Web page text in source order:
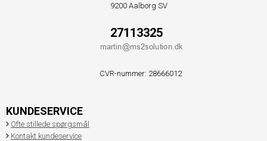
9200 Aalborg SV
27113325
CVR-nummer: 28666012
KUNDESERVICE
Ofte stillede spørgsmål
Kontakt kundeservice